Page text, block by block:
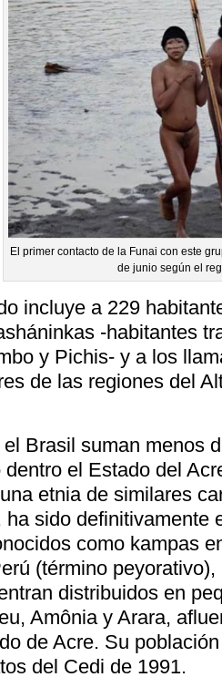
El primer contacto de la Funai con este
de junio según el
incluye a 229
-habitantes
y Pichis- y a los
de las regiones del
Brasil suman menos
el Estado del
etnia de similares
sido definitivamente
como kampas
(término
distribuidos en
Amônia y Arara,
de Acre. Su
del Cedi de 1991.